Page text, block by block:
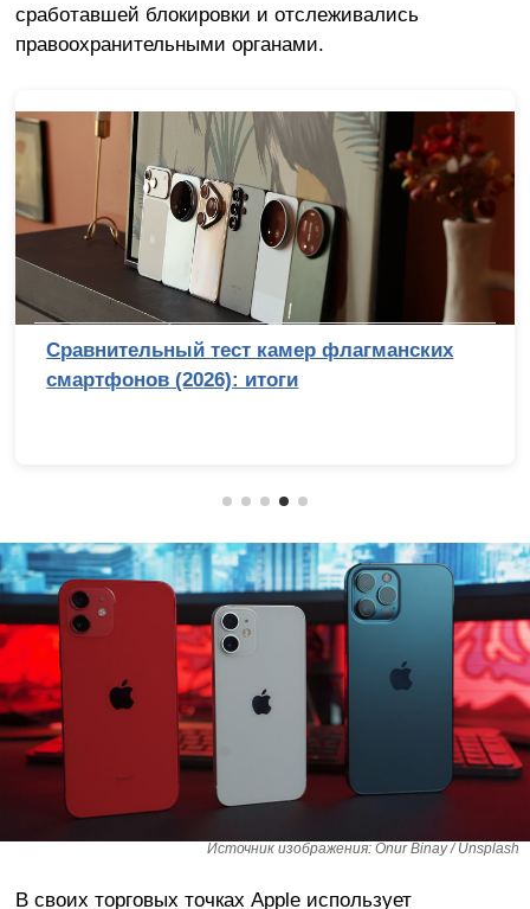
сработавшей блокировки и отслеживались
правоохранительными органами.
Сравнительный тест камер флагманских
смартфонов (2026): итоги
Источник изображения: Onur Binay / Unsplash
В своих торговых точках Apple использует